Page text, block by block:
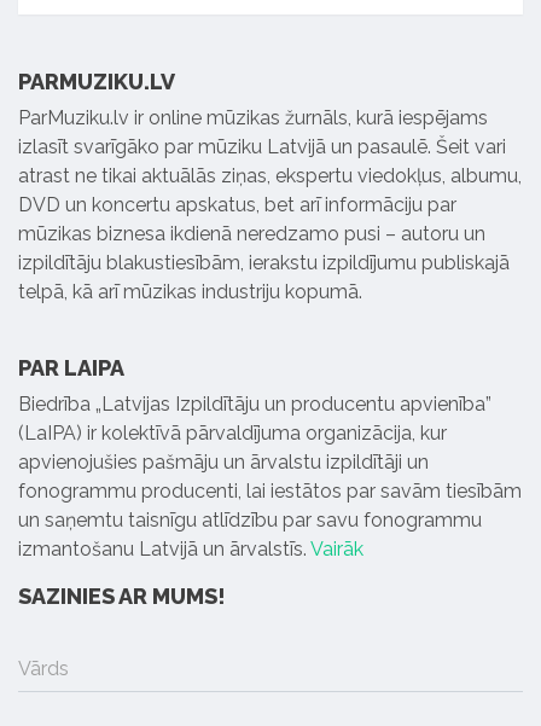
PARMUZIKU.LV
ParMuziku.lv ir online mūzikas žurnāls, kurā iespējams
izlasīt svarīgāko par mūziku Latvijā un pasaulē. Šeit vari
atrast ne tikai aktuālās ziņas, ekspertu viedokļus, albumu,
DVD un koncertu apskatus, bet arī informāciju par
mūzikas biznesa ikdienā neredzamo pusi – autoru un
izpildītāju blakustiesībām, ierakstu izpildījumu publiskajā
telpā, kā arī mūzikas industriju kopumā.
PAR LAIPA
Biedrība „Latvijas Izpildītāju un producentu apvienība”
(LaIPA) ir kolektīvā pārvaldījuma organizācija, kur
apvienojušies pašmāju un ārvalstu izpildītāji un
fonogrammu producenti, lai iestātos par savām tiesībām
un saņemtu taisnīgu atlīdzību par savu fonogrammu
izmantošanu Latvijā un ārvalstīs. Vairāk
SAZINIES AR MUMS!
Vārds